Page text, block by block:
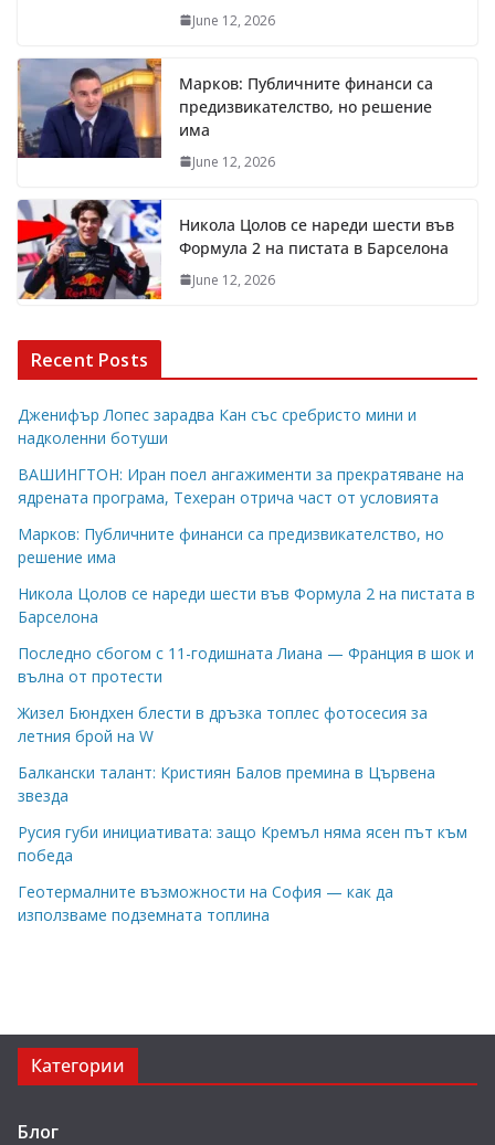
June 12, 2026
Марков: Публичните финанси са
предизвикателство, но решение
има
June 12, 2026
Никола Цолов се нареди шести във
Формула 2 на пистата в Барселона
June 12, 2026
Recent Posts
Дженифър Лопес зарадва Кан със сребристо мини и
надколенни ботуши
ВАШИНГТОН: Иран поел ангажименти за прекратяване на
ядрената програма, Техеран отрича част от условията
Марков: Публичните финанси са предизвикателство, но
решение има
Никола Цолов се нареди шести във Формула 2 на пистата в
Барселона
Последно сбогом с 11-годишната Лиана — Франция в шок и
вълна от протести
Жизел Бюндхен блести в дръзка топлес фотосесия за
летния брой на W
Балкански талант: Кристиян Балов премина в Цървена
звезда
Русия губи инициативата: защо Кремъл няма ясен път към
победа
Геотермалните възможности на София — как да
използваме подземната топлина
Категории
Блог